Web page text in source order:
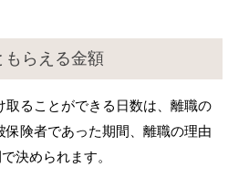
もらえる金額
ることができる日数は、離職の
保険者であった期間、離職の理由
決められます。